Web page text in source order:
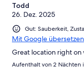
Todd
26. Dez. 2025
Gut: Sauberkeit,
Mit Google übersetzen
Great location right on
Aufenthalt von 2